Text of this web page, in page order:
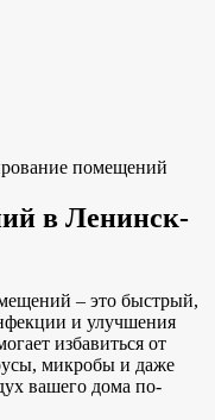
помещений
в Ленинск-
– это быстрый,
и улучшения
избавиться от
микробы и даже
вашего дома по-